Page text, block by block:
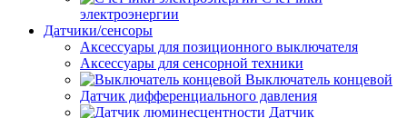
электроэнергии
Датчики/сенсоры
Аксессуары для позиционного выключателя
Аксессуары для сенсорной техники
Выключатель концевой
Датчик дифференциального давления
Датчик